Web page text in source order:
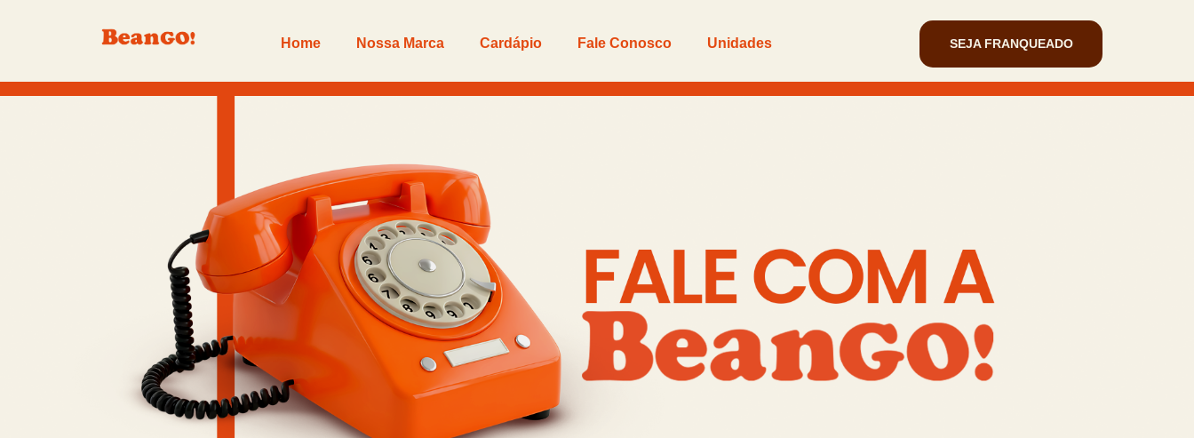
Home Nossa Marca Cardápio Fale Conosco Unidades SEJA FRANQUEADO